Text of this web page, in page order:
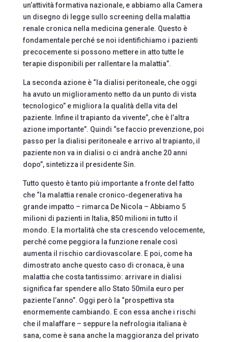
un’attività formativa nazionale, e abbiamo alla Camera
un disegno di legge sullo screening della malattia
renale cronica nella medicina generale. Questo è
fondamentale perché se noi identifichiamo i pazienti
precocemente si possono mettere in atto tutte le
terapie disponibili per rallentare la malattia”.
La seconda azione è “la dialisi peritoneale, che oggi
ha avuto un miglioramento netto da un punto di vista
tecnologico” e migliora la qualità della vita del
paziente. Infine il trapianto da vivente”, che è l’altra
azione importante”. Quindi “se faccio prevenzione, poi
passo per la dialisi peritoneale e arrivo al trapianto, il
paziente non va in dialisi o ci andrà anche 20 anni
dopo”, sintetizza il presidente Sin.
Tutto questo è tanto più importante a fronte del fatto
che “la malattia renale cronico-degenerativa ha
grande impatto – rimarca De Nicola – Abbiamo 5
milioni di pazienti in Italia, 850 milioni in tutto il
mondo. E la mortalità che sta crescendo velocemente,
perché come peggiora la funzione renale così
aumenta il rischio cardiovascolare. E poi, come ha
dimostrato anche questo caso di cronaca, è una
malattia che costa tantissimo: arrivare in dialisi
significa far spendere allo Stato 50mila euro per
paziente l’anno”. Oggi però la “prospettiva sta
enormemente cambiando. E con essa anche i rischi
che il malaffare – seppure la nefrologia italiana è
sana, come è sana anche la maggioranza del privato